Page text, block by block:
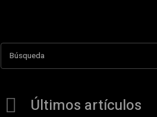
Búsqueda
Últimos artículos